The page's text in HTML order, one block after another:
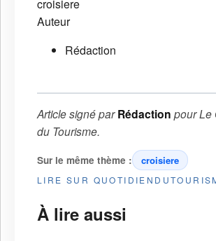
croisiere
Auteur
Rédaction
Article signé parRédaction pourLe
du Tourisme.
Sur le même thème : croisiere
LIRE SUR
À lire aussi